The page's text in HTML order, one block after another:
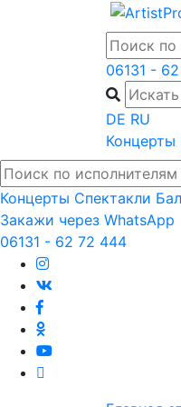
06131 -
DE RU
Концерты
Концерты Спектакли
Закажи через WhatsApp
06131 - 62 72 444